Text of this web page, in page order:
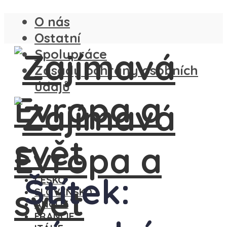
O nás
Ostatní
Spolupráce
Zásady ochrany osobních
údajů
ČESKO
SLOVENSKO
ANGLIE
FRANCIE
Štítek: